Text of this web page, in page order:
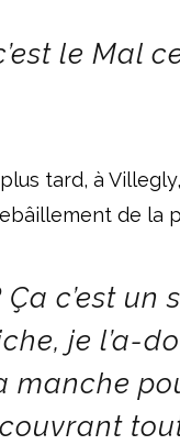
le Mal
tard, à
de la
c’est un
je l’a-
manche